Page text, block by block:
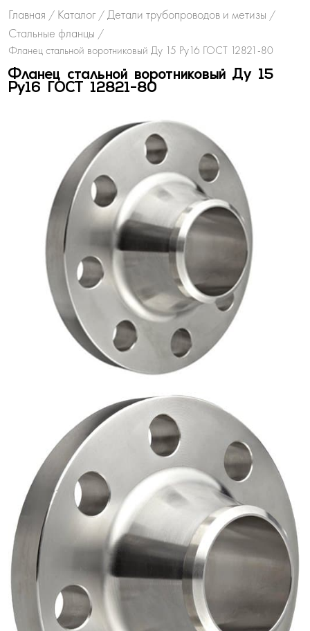
Главная / Каталог /Детали трубопроводов и метизы /
Стальные фланцы /
Фланец стальной воротниковый Ду 15 Ру16 ГОСТ 12821-80
Фланец стальной воротниковый Ду 15
Ру16 ГОСТ 12821-80